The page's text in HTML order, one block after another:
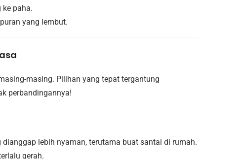
paha.
yang lembut.
masing. Pilihan yang tepat tergantung
perbandingannya!
dianggap lebih nyaman, terutama buat santai di rumah.
gerah.